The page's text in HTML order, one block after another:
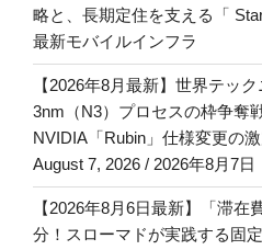
略と、長期定住を支える「
最新モバイルインフラ
【2026年8月最新】世界テッ
3nm（N3）プロセスの枠争奪
NVIDIA「Rubin」仕様変更の
August 7, 2026 / 2026年8月7日
【2026年8月6日最新】「滞
分！スローマドが実践する固